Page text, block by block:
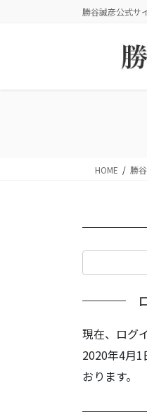
勝谷誠彦公式サ
HOME 勝
現在、ログ
2020年4月1
おります。